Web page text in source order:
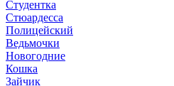
Студентка
Стюардесса
Полицейский
Ведьмочки
Новогодние
Кошка
Зайчик